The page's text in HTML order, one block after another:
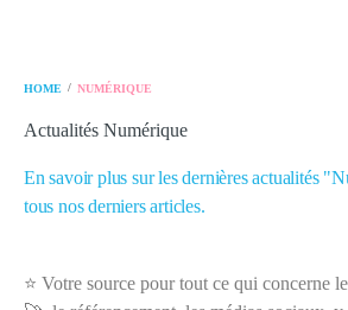
HOME / NUMÉRIQUE
Actualités Numérique
En savoir plus sur les dernières actualités
tous nos derniers articles.
⭐ Votre source pour tout ce qui concerne